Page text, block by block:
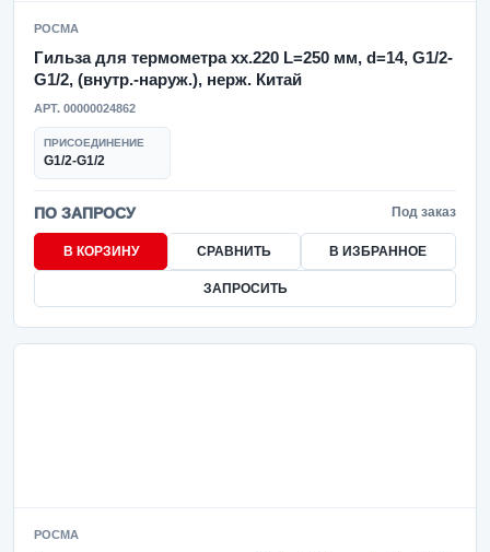
РОСМА
Гильза для термометра xx.220 L=250 мм, d=14, G1/2-
G1/2, (внутр.-наруж.), нерж. Китай
АРТ. 00000024862
ПРИСОЕДИНЕНИЕ
G1/2-G1/2
ПО ЗАПРОСУ Под заказ
В КОРЗИНУ СРАВНИТЬ В ИЗБРАННОЕ
ЗАПРОСИТЬ
РОСМА